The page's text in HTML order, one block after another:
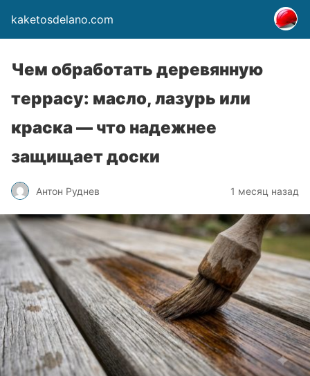
kaketosdelano.com
Чем обработать деревянную
террасу: масло, лазурь или
краска — что надежнее
защищает доски
Антон Руднев 1 месяц назад